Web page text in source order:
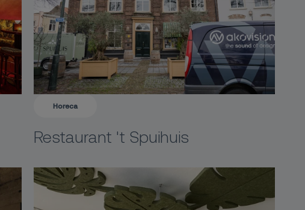
Horeca
Restaurant 't Spuihuis